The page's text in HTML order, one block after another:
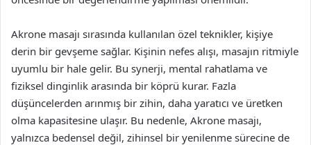
Akrone masajı sırasında kullanılan özel teknikler, kişiye
derin bir gevşeme sağlar. Kişinin nefes alışı, masajın ritmiyle
uyumlu bir hale gelir. Bu synerji, mental rahatlama ve
fiziksel dinginlik arasında bir köprü kurar. Fazla
düşüncelerden arınmış bir zihin, daha yaratıcı ve üretken
olma kapasitesine ulaşır. Bu nedenle, Akrone masajı,
yalnızca bedensel değil, zihinsel bir yenilenme sürecine de